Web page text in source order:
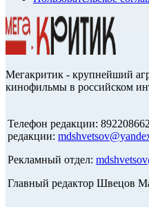
Мегакритик - крупнейший
кинофильмы в российском
Телефон редакции:
редакции:
Рекламный отдел:
Главный редактор Швецов